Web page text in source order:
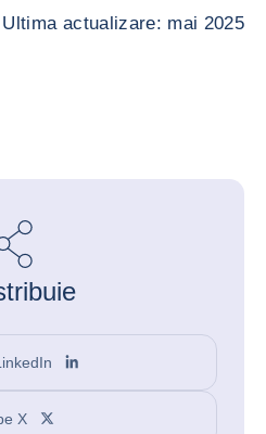
Ultima actualizare: mai 2025
X